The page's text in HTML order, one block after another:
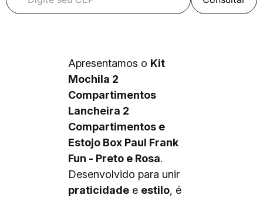
Apresentamos o Kit
Mochila 2
Compartimentos
Lancheira 2
Compartimentos e
Estojo Box Paul Frank
Fun - Preto e Rosa.
Desenvolvido para unir
praticidade e estilo, é